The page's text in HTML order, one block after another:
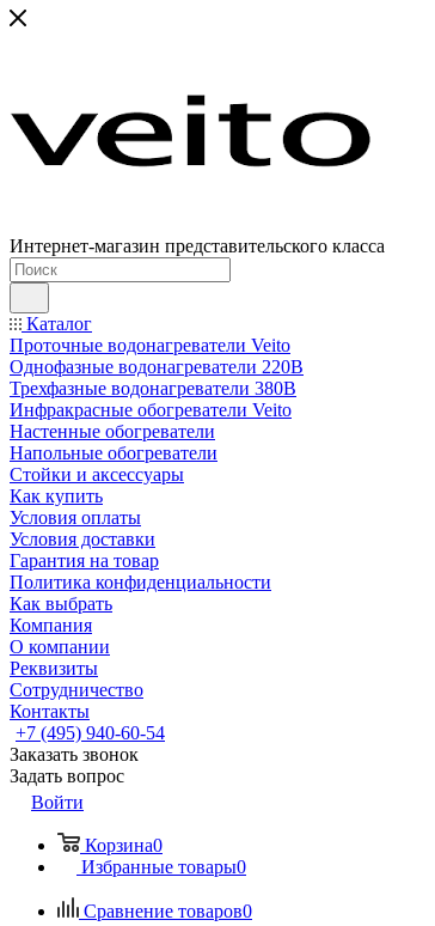
Интернет-магазин представительского класса
Каталог
Проточные водонагреватели Veito
Однофазные водонагреватели 220В
Трехфазные водонагреватели 380В
Инфракрасные обогреватели Veito
Настенные обогреватели
Напольные обогреватели
Стойки и аксессуары
Как купить
Условия оплаты
Условия доставки
Гарантия на товар
Политика конфиденциальности
Как выбрать
Компания
О компании
Реквизиты
Сотрудничество
Контакты
+7 (495) 940-60-54
Заказать звонок
Задать вопрос
Войти
Корзина0
Избранные товары0
Сравнение товаров0